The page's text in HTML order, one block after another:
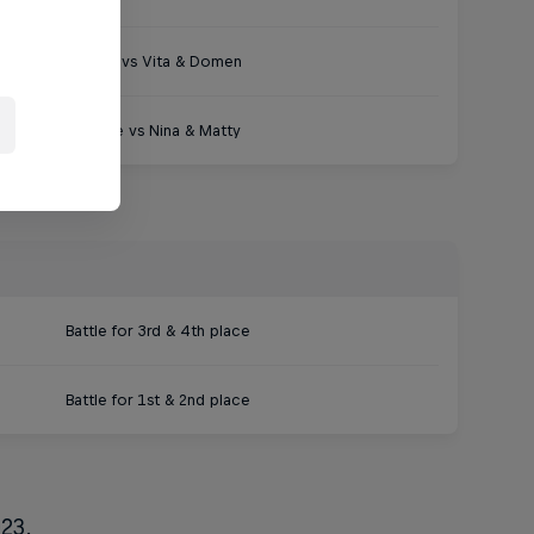
Matilda & Nils vs Vita & Domen
Angie & Felipe vs Nina & Matty
Battle for 3rd & 4th place
Battle for 1st & 2nd place